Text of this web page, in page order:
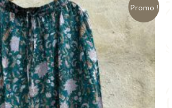
Promo !